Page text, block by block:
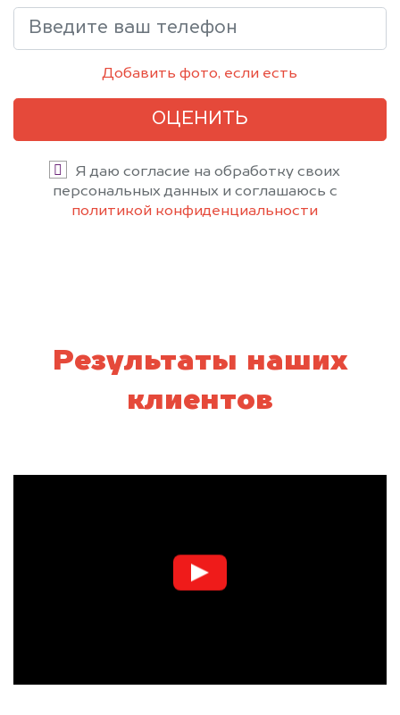
Добавить фото, если есть
ОЦЕНИТЬ
Я даю согласие на обработку своих
персональных данных и соглашаюсь с
политикой конфиденциальности
Результаты наших
клиентов